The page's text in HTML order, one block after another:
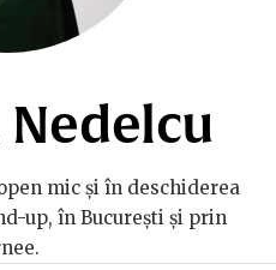
mic și în deschiderea
up, în București și prin